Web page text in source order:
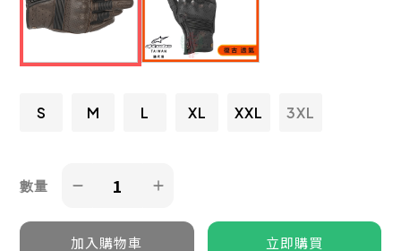
S M L XL XXL 3XL
數量